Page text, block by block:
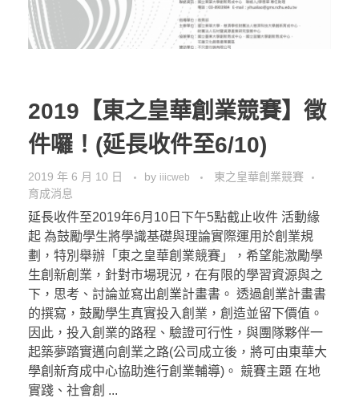
2019【東之皇華創業競賽】徵
件囉！(延長收件至6/10)
2019 年 6 月 10 日 by iiicweb
東之皇華創業競賽
育成消息
延長收件至2019年6月10日下午5點截止收件 活動緣
起 為鼓勵學生將學識基礎與理論實際運用於創業規
劃，特別舉辦「東之皇華創業競賽」，希望能激勵學
生創新創業，針對市場現況，在有限的學習資源與之
下，思考、討論並寫出創業計畫書。 透過創業計畫書
的撰寫，鼓勵學生真實投入創業，創造並留下價值。
因此，投入創業的路程、驗證可行性，與團隊夥伴一
起築夢踏實邁向創業之路(公司成立後，將可由東華大
學創新育成中心協助進行創業輔導)。 競賽主題 在地
實踐、社會創 ...